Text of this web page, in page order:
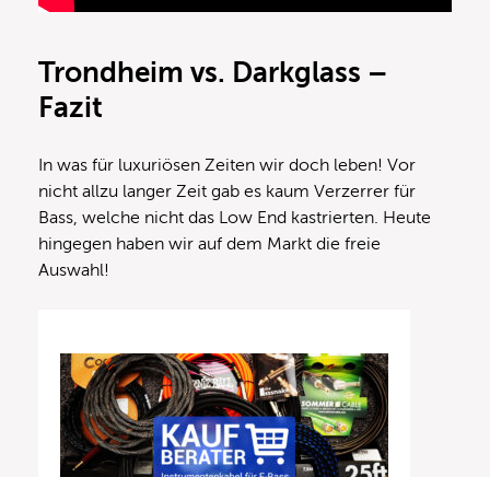
Trondheim vs. Darkglass –
Fazit
In was für luxuriösen Zeiten wir doch leben! Vor
nicht allzu langer Zeit gab es kaum Verzerrer für
Bass, welche nicht das Low End kastrierten. Heute
hingegen haben wir auf dem Markt die freie
Auswahl!